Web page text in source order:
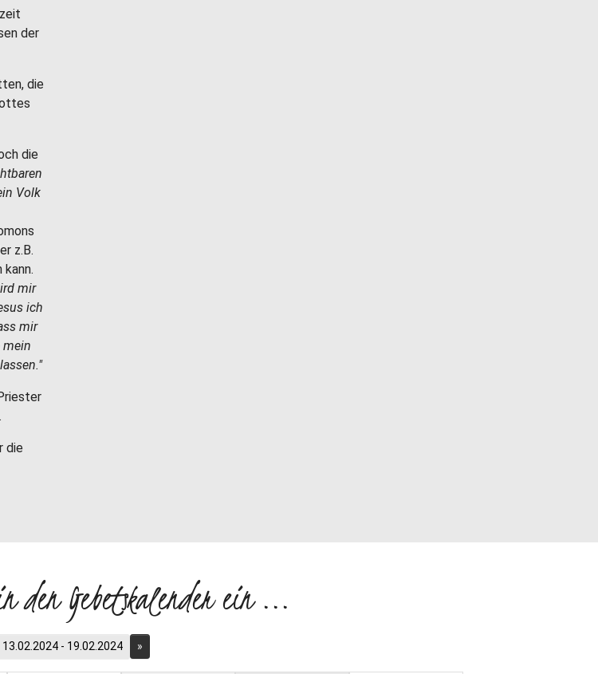
der
die
die
Volk
z.B.
mir
ich
mir
mein
die
den Gebetskalender ein ...
13.02.2024 - 19.02.2024 »